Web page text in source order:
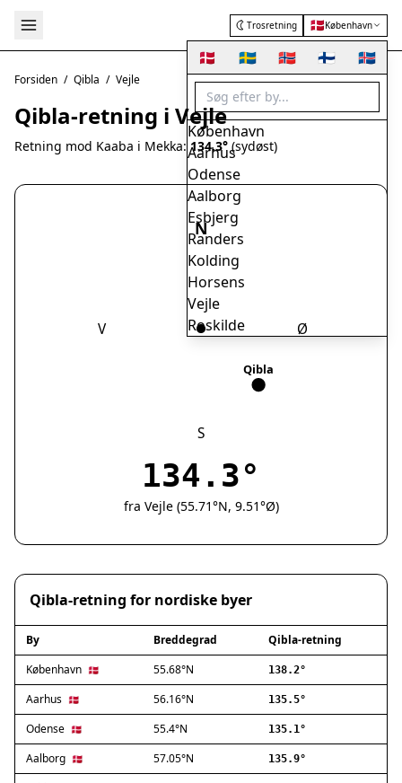
Trosretning 🇩🇰København
🇩🇰 🇸🇪 🇳🇴 🇫🇮 🇮🇸
København
Aarhus
Odense
Aalborg
Esbjerg
Randers
Kolding
Horsens
Vejle
Roskilde
Helsingør
Hørsholm
Næstved
Viborg
Køge
Holstebro
Taastrup
Sønderborg
Holbæk
Svendborg
Hjørring
Frederikshavn
Nørresundby
Haderslev
Albertslund
Forsiden / Qibla / Vejle
Qibla-retning i Vejle
Retning mod Kaaba i Mekka: 134.3°(sydøst)
N
Ø
S
V
Qibla
134.3°
fra Vejle (55.71°N, 9.51°Ø)
Qibla-retning for nordiske byer
By Breddegrad
Qibla-retning
København 🇩🇰 55.68°N 138.2°
Aarhus 🇩🇰 56.16°N 135.5°
Odense 🇩🇰 55.4°N 135.1°
Aalborg 🇩🇰 57.05°N 135.9°